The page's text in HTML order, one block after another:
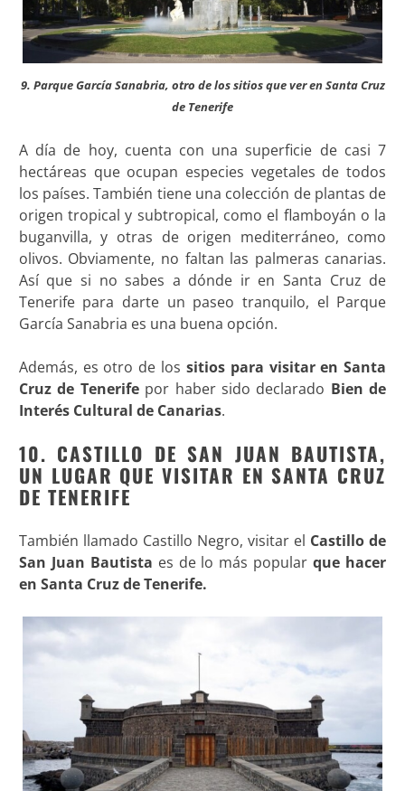
9. Parque García Sanabria, otro de los sitios que ver en Santa Cruz
de Tenerife
A día de hoy, cuenta con una superficie de casi 7
hectáreas que ocupan especies vegetales de todos
los países. También tiene una colección de plantas de
origen tropical y subtropical, como el flamboyán o la
buganvilla, y otras de origen mediterráneo, como
olivos. Obviamente, no faltan las palmeras canarias.
Así que si no sabes a dónde ir en Santa Cruz de
Tenerife para darte un paseo tranquilo, el Parque
García Sanabria es una buena opción.
Además, es otro de los sitios para visitar en Santa
Cruz de Tenerifepor haber sido declarado Bien de
Interés Cultural de Canarias.
10. CASTILLO DE SAN JUAN BAUTISTA,
UN LUGAR QUE VISITAR EN SANTA CRUZ
DE TENERIFE
También llamado Castillo Negro, visitar el Castillo de
San Juan Bautista es de lo más popularque hacer
en Santa Cruz de Tenerife.